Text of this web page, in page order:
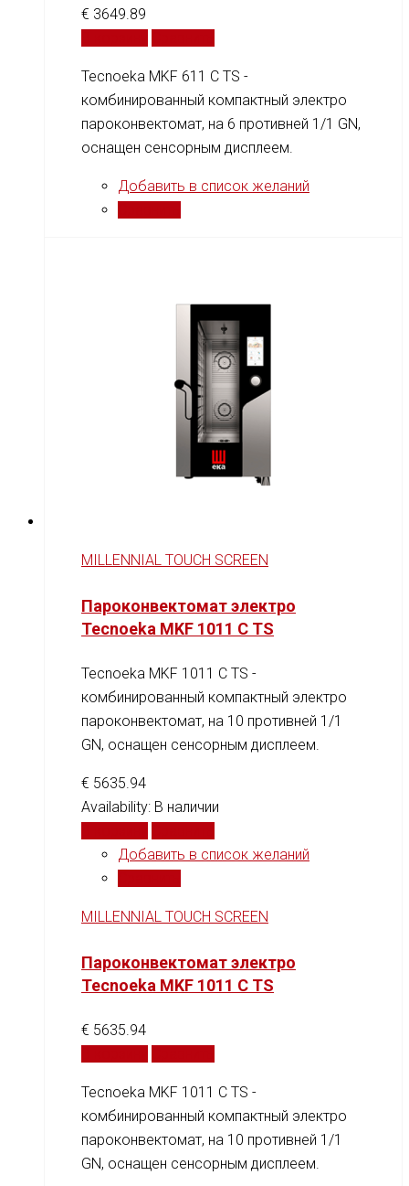
€ 3649.89
Tecnoeka MKF 611 C TS -
комбинированный компактный электро
пароконвектомат, на 6 противней 1/1 GN,
оснащен сенсорным дисплеем.
Добавить в список желаний
MILLENNIAL TOUCH SCREEN
Пароконвектомат электро
Tecnoeka MKF 1011 C TS
Tecnoeka MKF 1011 C TS -
комбинированный компактный электро
пароконвектомат, на 10 противней 1/1
GN, оснащен сенсорным дисплеем.
€ 5635.94
Availability: В наличии
Добавить в список желаний
MILLENNIAL TOUCH SCREEN
Пароконвектомат электро
Tecnoeka MKF 1011 C TS
€ 5635.94
Tecnoeka MKF 1011 C TS -
комбинированный компактный электро
пароконвектомат, на 10 противней 1/1
GN, оснащен сенсорным дисплеем.